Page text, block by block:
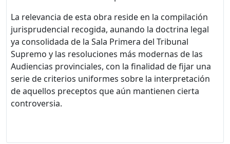
La relevancia de esta obra reside en la compilación
jurisprudencial recogida, aunando la doctrina legal
ya consolidada de la Sala Primera del Tribunal
Supremo y las resoluciones más modernas de las
Audiencias provinciales, con la finalidad de fijar una
serie de criterios uniformes sobre la interpretación
de aquellos preceptos que aún mantienen cierta
controversia.